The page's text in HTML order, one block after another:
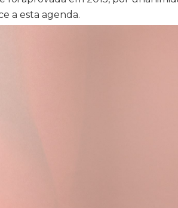
a esta agenda.